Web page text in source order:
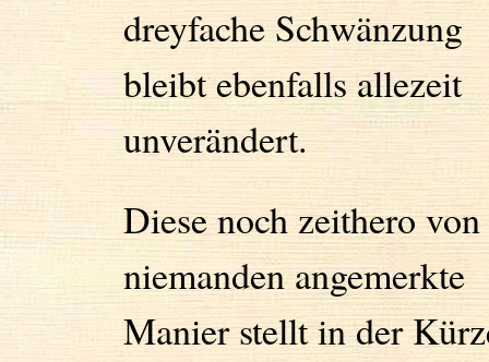
dreyfache Schwänzung
bleibt ebenfalls allezeit
unverändert.
Diese noch zeithero von
niemanden angemerkte
Manier stellt in der